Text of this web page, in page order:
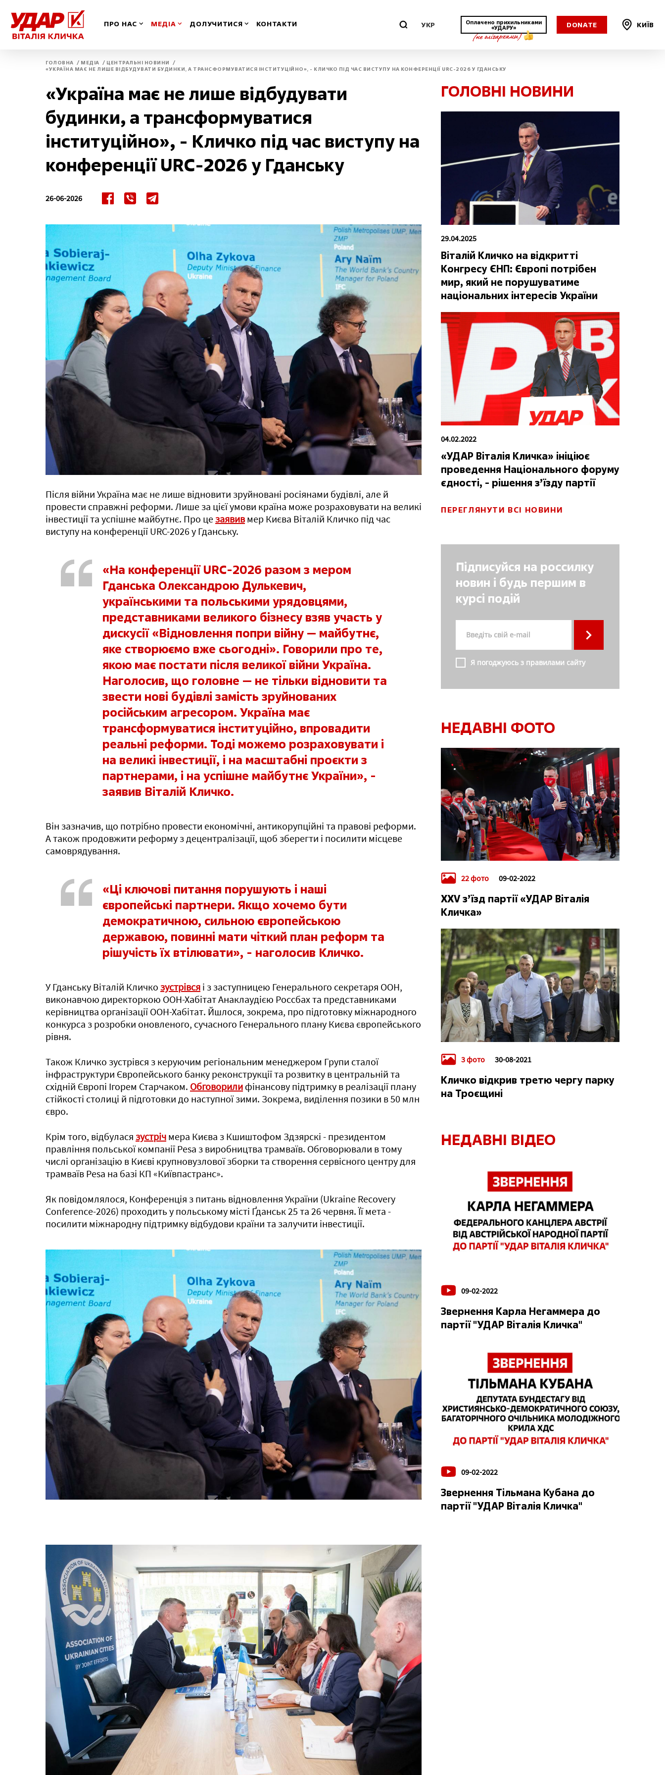
ПРО НАС МЕДІА ДОЛУЧИТИСЯ КОНТАКТИ УКР Оплачено прихильниками
«УДАРУ» DONATE КИЇВ
Волинська
Дніпропетровська
Донецька
Закарпатська
Запорізька
Івано-Франківська
Київ
Київська
Кіровоградська
Миколаївська
Одеська
Рівненська
Тернопільська
Харківська
Хмельницька
Черкаська
Чернівецька
Чернігівська
ГОЛОВНА / МЕДІА / ЦЕНТРАЛЬНІ НОВИНИ
/
«УКРАЇНА МАЄ НЕ ЛИШЕ ВІДБУДУВАТИ БУДИНКИ, А ТРАНСФОРМУВАТИСЯ ІНСТИТУЦІЙНО», - КЛИЧКО ПІД ЧАС ВИСТУПУ НА КОНФЕРЕНЦІЇ URC-2026 У ГДАНСЬКУ
«Україна має не лише відбудувати
будинки, а трансформуватися
інституційно», - Кличко під час виступу на
конференції URC-2026 у Гданську
26-06-2026
Після війни Україна має не лише відновити зруйновані росіянами будівлі, але й
провести справжні реформи. Лише за цієї умови країна може розраховувати на великі
інвестиції та успішне майбутнє. Про цезаявивмер Києва Віталій Кличко під час
виступу на конференції URC-2026 у Гданську.
«На конференції URC-2026 разом з мером
Гданська Олександрою Дулькевич,
українськими та польськими урядовцями,
представниками великого бізнесу взяв участь у
дискусії «Відновлення попри війну — майбутнє,
яке створюємо вже сьогодні». Говорили про те,
якою має постати після великої війни Україна.
Наголосив, що головне — не тільки відновити та
звести нові будівлі замість зруйнованих
російським агресором. Україна має
трансформуватися інституційно, впровадити
реальні реформи. Тоді можемо розраховувати і
на великі інвестиції, і на масштабні проєкти з
партнерами, і на успішне майбутнє України», -
заявив Віталій Кличко.
Він зазначив, що потрібно провести економічні, антикорупційні та правові реформи.
А також продовжити реформу з децентралізації, щоб зберегти і посилити місцеве
самоврядування.
«Ці ключові питання порушують і наші
європейські партнери. Якщо хочемо бути
демократичною, сильною європейською
державою, повинні мати чіткий план реформ та
рішучість їх втілювати», - наголосив Кличко.
У Гданську Віталій Кличко зустрівся і з заступницею Генерального секретаря ООН,
виконавчою директоркою ООН-Хабітат Анаклаудією Россбах та представниками
керівництва організації ООН-Хабітат. Йшлося, зокрема, про підготовку міжнародного
конкурса з розробки оновленого, сучасного Генерального плану Києва європейського
рівня.
Також Кличко зустрівся з керуючим регіональним менеджером Групи сталої
інфраструктури Європейського банку реконструкції та розвитку в центральній та
східній Європі Ігорем Старчаком. Обговорили фінансову підтримку в реалізації плану
стійкості столиці й підготовки до наступної зими. Зокрема, виділення позики в 50 млн
євро.
Крім того, відбулася зустріч мера Києва з Кшиштофом Здзярскі - президентом
правління польської компанії Pesa з виробництва трамваїв. Обговорювали в тому
числі організацію в Києві крупновузлової зборки та створення сервісного центру для
трамваїв Pesa на базі КП «Київпастранс».
Як повідомлялося, Конференція з питань відновлення України (Ukraine Recovery
Conference-2026) проходить у польському місті Ґданськ 25 та 26 червня. Її мета -
посилити міжнародну підтримку відбудови країни та залучити інвестиції.
ГОЛОВНІ НОВИНИ
29.04.2025
Віталій Кличко на відкритті
Конгресу ЄНП: Європі потрібен
мир, який не порушуватиме
національних інтересів України
04.02.2022
«УДАР Віталія Кличка» ініціює
проведення Національного форуму
єдності, - рішення з’їзду партії
ПЕРЕГЛЯНУТИ ВСІ НОВИНИ
Підписуйся на россилку
новин і будь першим в
курсі подій
Я погоджуюсь з правилами сайту
НЕДАВНІ ФОТО
22 фото 09-02-2022
XXV з’їзд партії «УДАР Віталія
Кличка»
3 фото 30-08-2021
Кличко відкрив третю чергу парку
на Троєщині
НЕДАВНІ ВІДЕО
09-02-2022
Звернення Карла Негаммера до
партії "УДАР Віталія Кличка"
09-02-2022
Звернення Тільмана Кубана до
партії "УДАР Віталія Кличка"